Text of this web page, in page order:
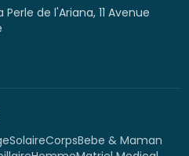
de l'Ariana, 11 Avenue
SolaireCorpsBebe & Maman